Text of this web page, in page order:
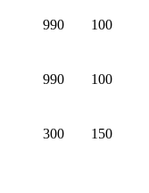
990 100
990 100
300 150